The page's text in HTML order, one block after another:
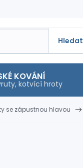
Hledat
KOVÁNÍ
kotvící hroty
se zápustnou hlavou